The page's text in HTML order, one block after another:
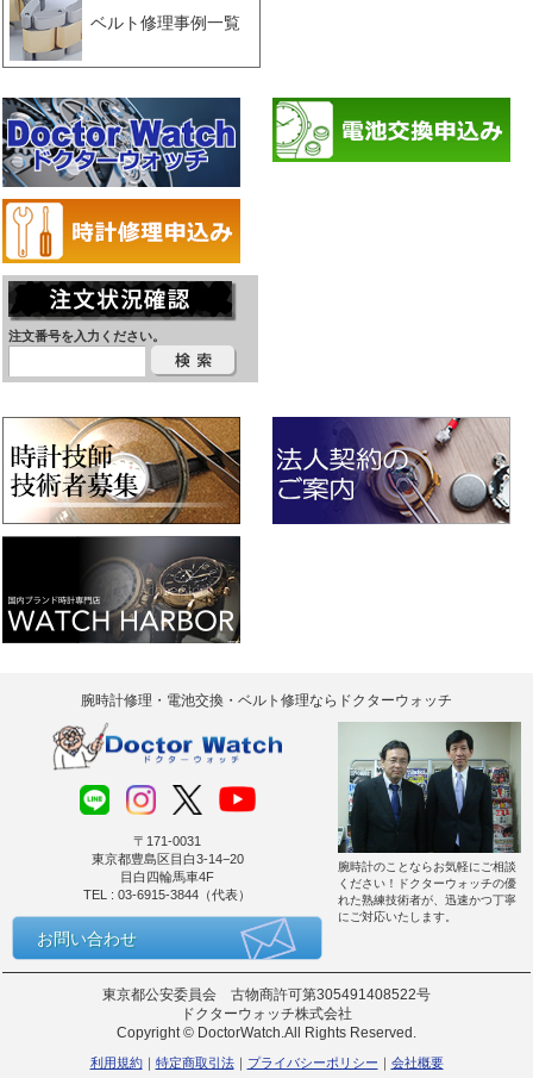
ベルト修理事例一覧
注文番号を入力ください。
腕時計修理・電池交換・ベルト修理ならドクターウォッチ
〒171-0031
東京都豊島区目白3-14−20
目白四輪馬車4F
TEL : 03-6915-3844（代表）
お問い合わせ
腕時計のことならお気軽にご相談
ください！ドクターウォッチの優
れた熟練技術者が、迅速かつ丁寧
にご対応いたします。
東京都公安委員会 古物商許可第305491408522号
ドクターウォッチ株式会社
Copyright © DoctorWatch.All Rights Reserved.
利用規約 特定商取引法 プライバシーポリシー 会社概要